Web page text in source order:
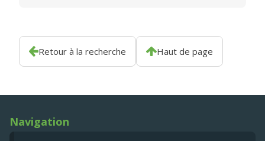
Retour à la recherche Haut de page
Navigation